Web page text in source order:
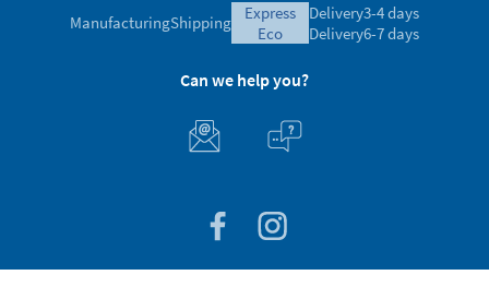
ManufacturingShipping
express
eco
Delivery3-4 days
Delivery6-7 days
Can we help you?